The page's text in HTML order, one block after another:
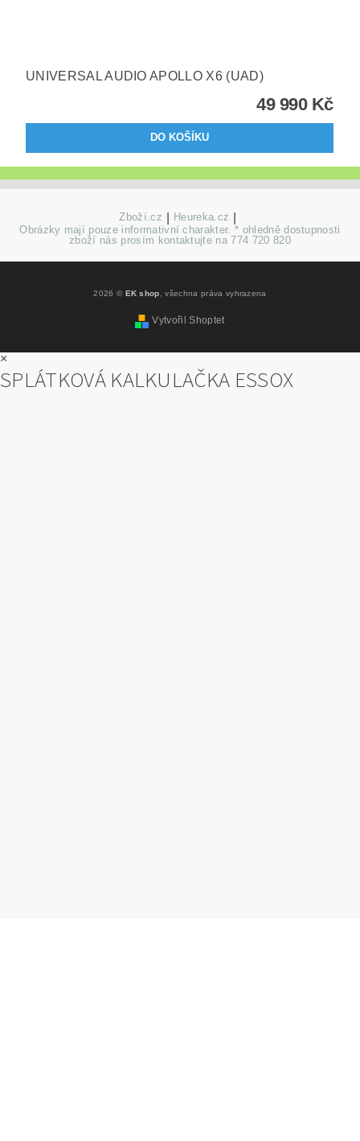
UNIVERSAL AUDIO APOLLO X6 (UAD)
49 990 Kč
Zboží.cz Heureka.cz
Obrázky mají pouze informativní charakter. * ohledně dostupnosti
zboží nás prosím kontaktujte na 774 720 820
2026 © EK shop , všechna práva vyhrazena
Vytvořil Shoptet
×
SPLÁTKOVÁ KALKULAČKA ESSOX